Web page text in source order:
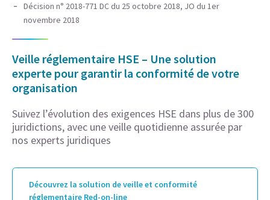
Décision n° 2018-771 DC du 25 octobre 2018, JO du 1er
novembre 2018
Veille réglementaire HSE – Une solution
experte pour garantir la conformité de votre
organisation
Suivez l’évolution des exigences HSE dans plus de 300
juridictions, avec une veille quotidienne assurée par
nos experts juridiques
Découvrez la solution de veille et conformité
réglementaire Red-on-line